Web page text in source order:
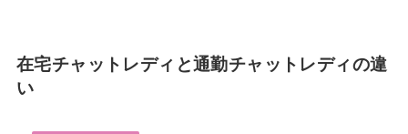
在宅チャットレディと通勤チャットレディの違
い